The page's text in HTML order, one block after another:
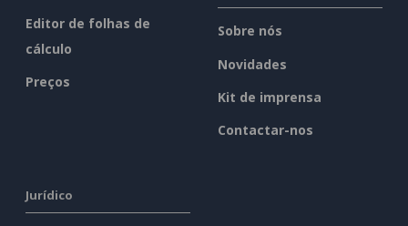
Editor de folhas de
cálculo
Preços
Sobre nós
Novidades
Kit de imprensa
Contactar-nos
Jurídico